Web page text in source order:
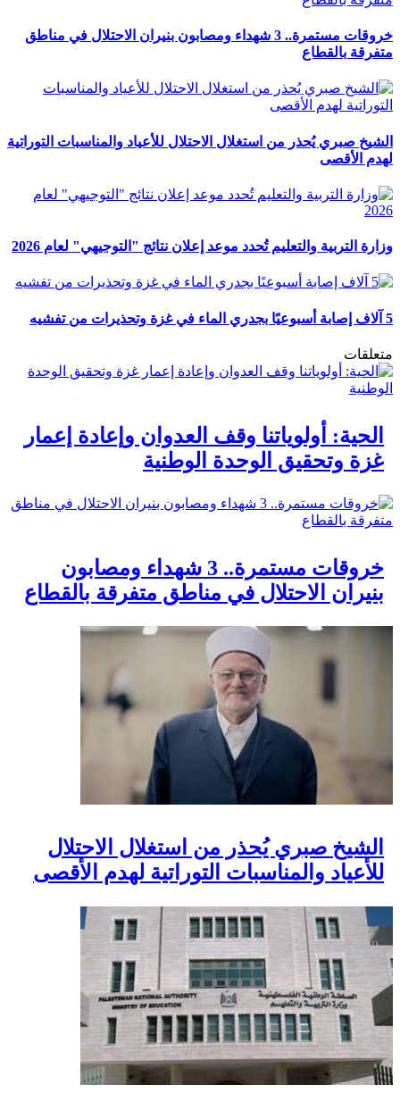
خروقات مستمرة.. 3 شهداء ومصابون بنيران الاحتلال في مناطق
متفرقة بالقطاع
الشيخ صبري يُحذر من استغلال الاحتلال للأعياد والمناسبات التوراتية
لهدم الأقصى
وزارة التربية والتعليم تُحدد موعد إعلان نتائج "التوجيهي" لعام 2026
5 آلاف إصابة أسبوعيًا بجدري الماء في غزة وتحذيرات من تفشيه
متعلقات
الحية: أولوياتنا وقف العدوان وإعادة إعمار
غزة وتحقيق الوحدة الوطنية
خروقات مستمرة.. 3 شهداء ومصابون
بنيران الاحتلال في مناطق متفرقة بالقطاع
الشيخ صبري يُحذر من استغلال الاحتلال
للأعياد والمناسبات التوراتية لهدم الأقصى